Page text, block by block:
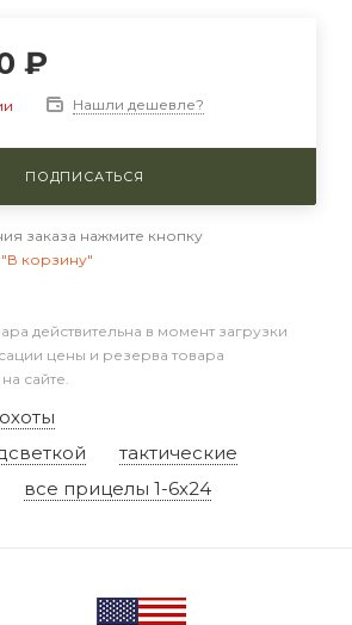
₽
Нашли дешевле?
ПОДПИСАТЬСЯ
заказа нажмите кнопку
"В корзину"
действительна в момент загрузки
цены и резерва товара
сайте.
тактические
все прицелы 1-6x24